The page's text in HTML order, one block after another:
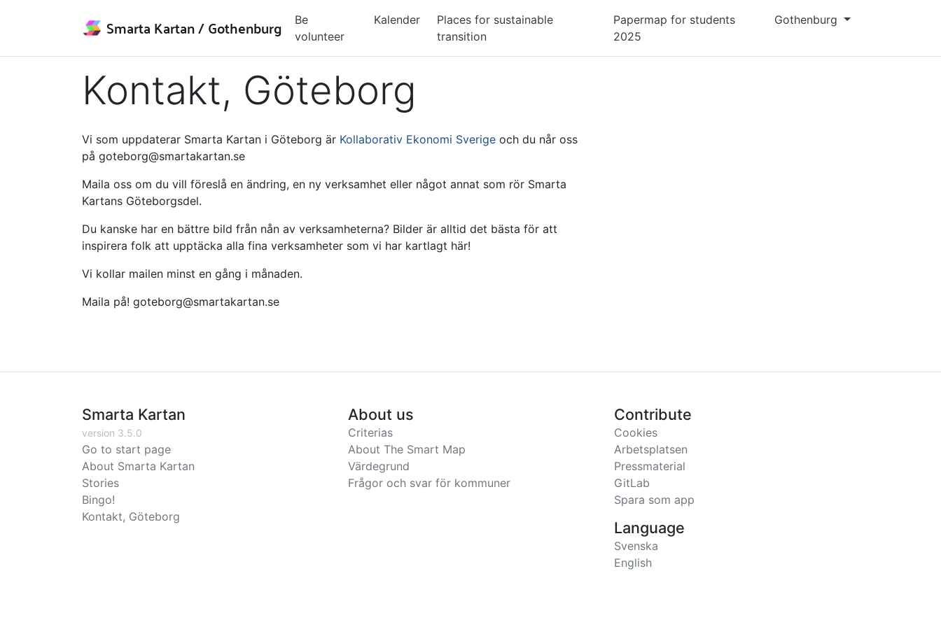
Smarta Kartan/ Gothenburg
Be
volunteer
Kalender
Places for sustainable
transition
Papermap for students
2025
Gothenburg
Kontakt, Göteborg
Vi som uppdaterar Smarta Kartan i Göteborg är Kollaborativ Ekonomi Sverige och du når oss
på goteborg@smartakartan.se
Maila oss om du vill föreslå en ändring, en ny verksamhet eller något annat som rör Smarta
Kartans Göteborgsdel.
Du kanske har en bättre bild från nån av verksamheterna? Bilder är alltid det bästa för att
inspirera folk att upptäcka alla fina verksamheter som vi har kartlagt här!
Vi kollar mailen minst en gång i månaden.
Maila på! goteborg@smartakartan.se
Smarta Kartan
version 3.5.0
Go to start page
About Smarta Kartan
Stories
Bingo!
Kontakt, Göteborg
About us
Criterias
About The Smart Map
Värdegrund
Frågor och svar för kommuner
Contribute
Cookies
Arbetsplatsen
Pressmaterial
GitLab
Spara som app
Language
Svenska
English